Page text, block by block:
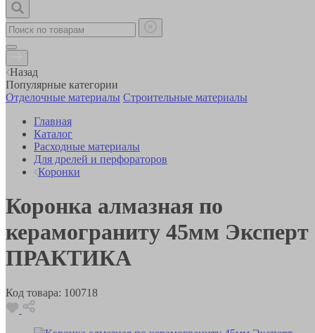
Назад
Популярные категории
Отделочные материалы Строительные материалы
Главная
Каталог
Расходные материалы
Для дрелей и перфораторов
Коронки
Коронка алмазная по
керамограниту 45мм Эксперт
ПРАКТИКА
Код товара: 100718